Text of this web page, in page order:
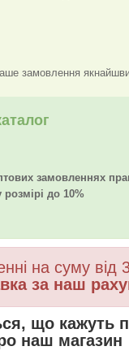
замовлення
замовленнях
до 10%
на суму від
за наш
що кажуть
наш магазин